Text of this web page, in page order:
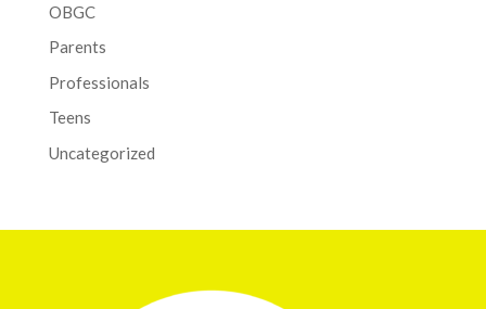
OBGC
Parents
Professionals
Teens
Uncategorized